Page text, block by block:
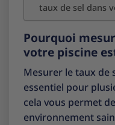
taux de sel dans
Pourquoi
votre piscine
Mesurer le taux de
essentiel pour
cela vous permet
environnement